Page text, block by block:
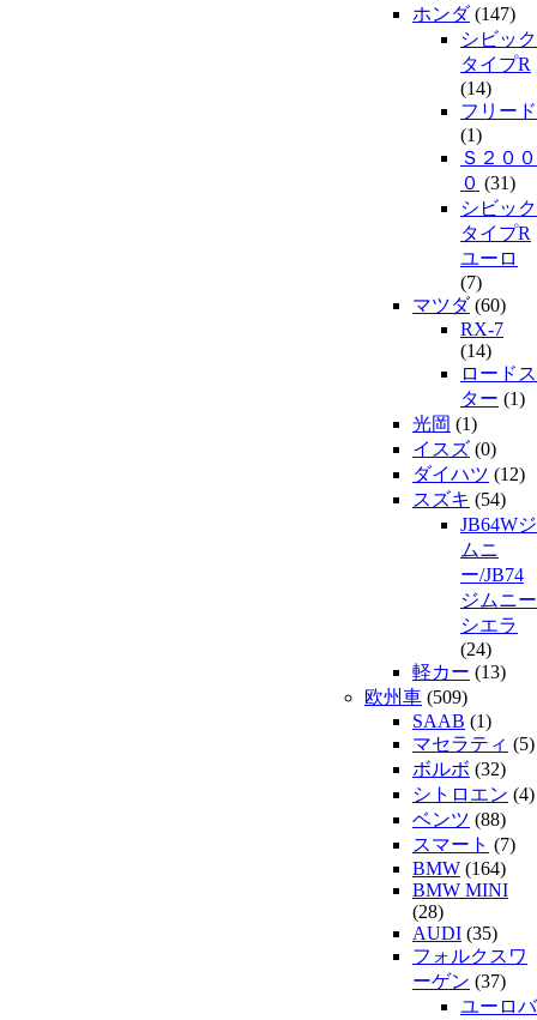
ホンダ(147)
シビック
タイプR
(14)
フリード
(1)
Ｓ２００
０ (31)
シビック
タイプR
ユーロ
(7)
マツダ(60)
RX-7
(14)
ロードス
ター (1)
光岡 (1)
イスズ (0)
ダイハツ (12)
スズキ (54)
JB64Wジ
ムニ
ー/JB74
ジムニー
シエラ
(24)
軽カー (13)
欧州車 (509)
SAAB (1)
マセラティ (5)
ボルボ (32)
シトロエン (4)
ベンツ (88)
スマート (7)
BMW (164)
BMW MINI
(28)
AUDI (35)
フォルクスワ
ーゲン (37)
ユーロバ